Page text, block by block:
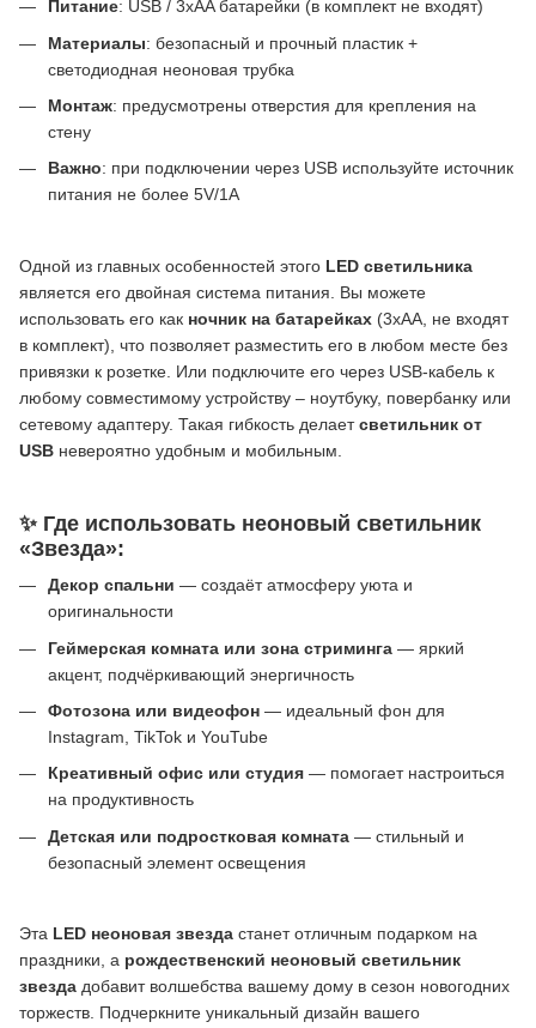
Питание: USB / 3xAA батарейки (в комплект не входят)
Материалы: безопасный и прочный пластик +
светодиодная неоновая трубка
Монтаж: предусмотрены отверстия для крепления на
стену
Важно: при подключении через USB используйте источник
питания не более 5V/1А
Одной из главных особенностей этого LED светильника
является его двойная система питания. Вы можете
использовать его как ночник на батарейках (3хАА, не входят
в комплект), что позволяет разместить его в любом месте без
привязки к розетке. Или подключите его через USB-кабель к
любому совместимому устройству – ноутбуку, повербанку или
сетевому адаптеру. Такая гибкость делаетсветильник от
USB невероятно удобным и мобильным.
✨ Где использовать неоновый светильник
«Звезда»:
Декор спальни — создаёт атмосферу уюта и
оригинальности
Геймерская комната или зона стриминга — яркий
акцент, подчёркивающий энергичность
Фотозона или видеофон — идеальный фон для
Instagram, TikTok и YouTube
Креативный офис или студия — помогает настроиться
на продуктивность
Детская или подростковая комната — стильный и
безопасный элемент освещения
Эта LED неоновая звезда станет отличным подарком на
праздники, а рождественский неоновый светильник
звезда добавит волшебства вашему дому в сезон новогодних
торжеств. Подчеркните уникальный дизайн вашего